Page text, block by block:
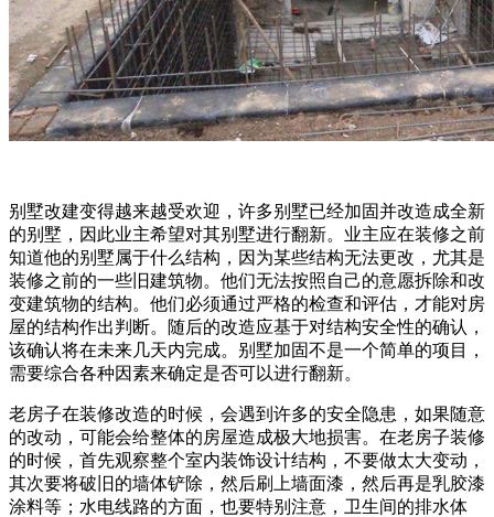
别墅改建变得越来越受欢迎，许多别墅已经加固并改造成全新
的别墅，因此业主希望对其别墅进行翻新。业主应在装修之前
知道他的别墅属于什么结构，因为某些结构无法更改，尤其是
装修之前的一些旧建筑物。他们无法按照自己的意愿拆除和改
变建筑物的结构。他们必须通过严格的检查和评估，才能对房
屋的结构作出判断。随后的改造应基于对结构安全性的确认，
该确认将在未来几天内完成。别墅加固不是一个简单的项目，
需要综合各种因素来确定是否可以进行翻新。
老房子在装修改造的时候，会遇到许多的安全隐患，如果随意
的改动，可能会给整体的房屋造成极大地损害。在老房子装修
的时候，首先观察整个室内装饰设计结构，不要做太大变动，
其次要将破旧的墙体铲除，然后刷上墙面漆，然后再是乳胶漆
涂料等；水电线路的方面，也要特别注意，卫生间的排水体